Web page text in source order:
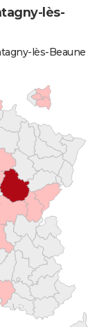
lès-
lès-Beaune